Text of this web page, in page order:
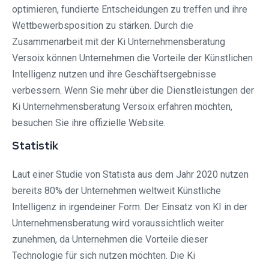
optimieren, fundierte Entscheidungen zu treffen und ihre
Wettbewerbsposition zu stärken. Durch die
Zusammenarbeit mit der Ki Unternehmensberatung
Versoix können Unternehmen die Vorteile der Künstlichen
Intelligenz nutzen und ihre Geschäftsergebnisse
verbessern. Wenn Sie mehr über die Dienstleistungen der
Ki Unternehmensberatung Versoix erfahren möchten,
besuchen Sie ihre offizielle Website.
Statistik
Laut einer Studie von Statista aus dem Jahr 2020 nutzen
bereits 80% der Unternehmen weltweit Künstliche
Intelligenz in irgendeiner Form. Der Einsatz von KI in der
Unternehmensberatung wird voraussichtlich weiter
zunehmen, da Unternehmen die Vorteile dieser
Technologie für sich nutzen möchten. Die Ki